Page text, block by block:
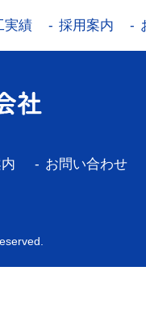
実績 採用案内
お問い合わせ